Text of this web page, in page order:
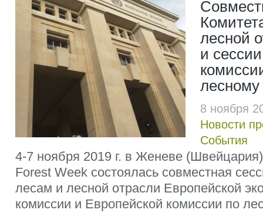
лесной
и
лесному
8 ноября
Новости
События
4-7 ноября 2019 г. в Женеве
Forest Week состоялась совместная
лесам и лесной отрасли Европейской
комиссии и Европейской комиссии по